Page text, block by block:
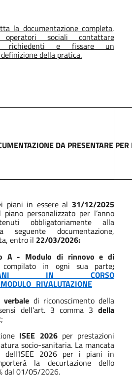
la documentazione completa,
sociali contattare
i richiedenti e fissare un
della pratica.
DA PRESENTARE
piani in essere al 31/12/2025
personalizzato per l’anno
obbligatoriamente alla
seguente documentazione,
entro il 22/03/2026:
A - Modulo di rinnovo e di
compilato in ogni sua parte;
IN CORSO
verbale di riconoscimento della
dell’art. 3 comma 3 della
;
ISEE 2026 per prestazioni
socio-sanitaria. La mancata
dell'ISEE 2026 per i piani in
la decurtazione dello
dal 01/05/2026.